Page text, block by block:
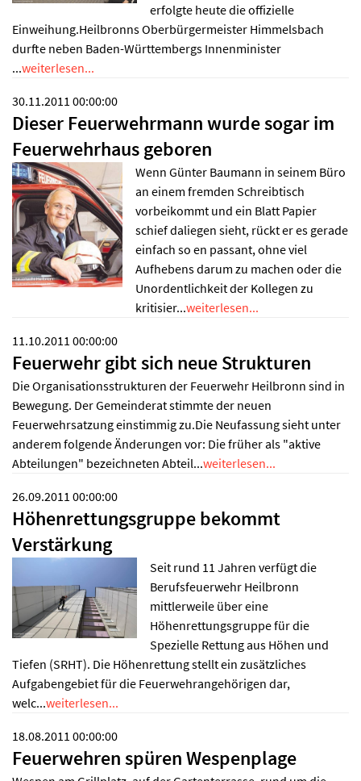
erfolgte heute die offizielle
Einweihung.Heilbronns Oberbürgermeister Himmelsbach
durfte neben Baden-Württembergs Innenminister
...weiterlesen...
30.11.2011 00:00:00
Dieser Feuerwehrmann wurde sogar im
Feuerwehrhaus geboren
Wenn Günter Baumann in seinem Büro
an einem fremden Schreibtisch
vorbeikommt und ein Blatt Papier
schief daliegen sieht, rückt er es gerade
einfach so en passant, ohne viel
Aufhebens darum zu machen oder die
Unordentlichkeit der Kollegen zu
kritisier...weiterlesen...
11.10.2011 00:00:00
Feuerwehr gibt sich neue Strukturen
Die Organisationsstrukturen der Feuerwehr Heilbronn sind in
Bewegung. Der Gemeinderat stimmte der neuen
Feuerwehrsatzung einstimmig zu.Die Neufassung sieht unter
anderem folgende Änderungen vor: Die früher als "aktive
Abteilungen" bezeichneten Abteil...weiterlesen...
26.09.2011 00:00:00
Höhenrettungsgruppe bekommt
Verstärkung
Seit rund 11 Jahren verfügt die
Berufsfeuerwehr Heilbronn
mittlerweile über eine
Höhenrettungsgruppe für die
Spezielle Rettung aus Höhen und
Tiefen (SRHT). Die Höhenrettung stellt ein zusätzliches
Aufgabengebiet für die Feuerwehrangehörigen dar,
welc...weiterlesen...
18.08.2011 00:00:00
Feuerwehren spüren Wespenplage